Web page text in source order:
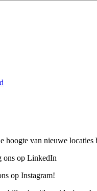
hoogte van nieuwe locaties
ons op LinkedIn
op Instagram!